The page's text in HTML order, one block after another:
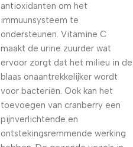
antioxidanten om het
immuunsysteem te
ondersteunen. Vitamine C
maakt de urine zuurder wat
ervoor zorgt dat het milieu in de
blaas onaantrekkelijker wordt
voor bacteriën. Ook kan het
toevoegen van cranberry een
pijnverlichtende en
ontstekingsremmende werking